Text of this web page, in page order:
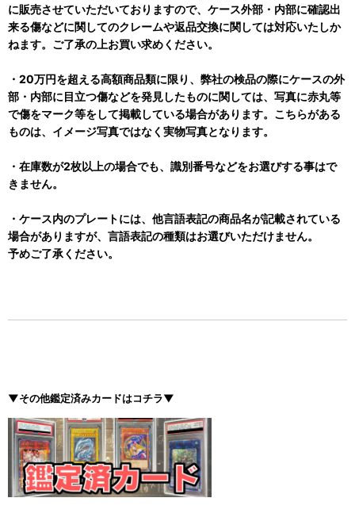
に販売させていただいておりますので、ケース外部・内部に確認出
来る傷などに関してのクレームや返品交換に関しては対応いたしか
ねます。ご了承の上お買い求めください。
・20万円を超える高額商品類に限り、弊社の検品の際にケースの外
部・内部に目立つ傷などを発見したものに関しては、写真に赤丸等
で傷をマーク等をして掲載している場合があります。こちらがある
ものは、イメージ写真ではなく実物写真となります。
・在庫数が2枚以上の場合でも、識別番号などをお選びする事はで
きません。
・ケース内のプレートには、他言語表記の商品名が記載されている
場合がありますが、言語表記の種類はお選びいただけません。
予めご了承ください。
▼その他鑑定済みカードはコチラ▼